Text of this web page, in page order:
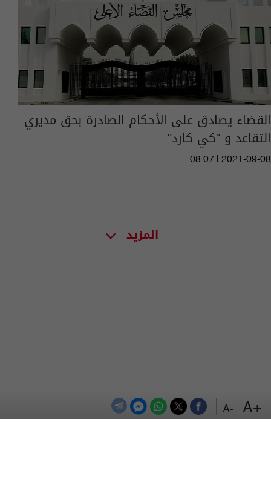
+A
-A
القضاء يصادق على الأحكام الصادرة بحق مديري
التقاعد و "كي كارد"
08:07 | 2021-09-08
المزيد